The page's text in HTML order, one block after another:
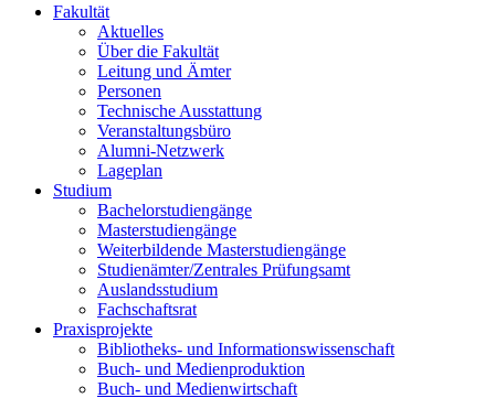
Fakultät
Aktuelles
Über die Fakultät
Leitung und Ämter
Personen
Technische Ausstattung
Veranstaltungsbüro
Alumni-Netzwerk
Lageplan
Studium
Bachelorstudiengänge
Masterstudiengänge
Weiterbildende Masterstudiengänge
Studienämter/Zentrales Prüfungsamt
Auslandsstudium
Fachschaftsrat
Praxisprojekte
Bibliotheks- und Informationswissenschaft
Buch- und Medienproduktion
Buch- und Medienwirtschaft